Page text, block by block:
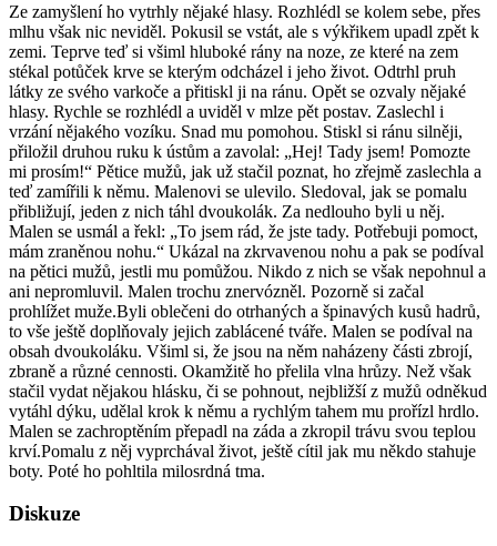
Ze zamyšlení ho vytrhly nějaké hlasy. Rozhlédl se kolem sebe, přes
mlhu však nic neviděl. Pokusil se vstát, ale s výkřikem upadl zpět k
zemi. Teprve teď si všiml hluboké rány na noze, ze které na zem
stékal potůček krve se kterým odcházel i jeho život. Odtrhl pruh
látky ze svého varkoče a přitiskl ji na ránu. Opět se ozvaly nějaké
hlasy. Rychle se rozhlédl a uviděl v mlze pět postav. Zaslechl i
vrzání nějakého vozíku. Snad mu pomohou. Stiskl si ránu silněji,
přiložil druhou ruku k ústům a zavolal: „Hej! Tady jsem! Pomozte
mi prosím!“ Pětice mužů, jak už stačil poznat, ho zřejmě zaslechla a
teď zamířili k němu. Malenovi se ulevilo. Sledoval, jak se pomalu
přibližují, jeden z nich táhl dvoukolák. Za nedlouho byli u něj.
Malen se usmál a řekl: „To jsem rád, že jste tady. Potřebuji pomoct,
mám zraněnou nohu.“ Ukázal na zkrvavenou nohu a pak se podíval
na pětici mužů, jestli mu pomůžou. Nikdo z nich se však nepohnul a
ani nepromluvil. Malen trochu znervózněl. Pozorně si začal
prohlížet muže.Byli oblečeni do otrhaných a špinavých kusů hadrů,
to vše ještě doplňovaly jejich zablácené tváře. Malen se podíval na
obsah dvoukoláku. Všiml si, že jsou na něm naházeny části zbrojí,
zbraně a různé cennosti. Okamžitě ho přelila vlna hrůzy. Než však
stačil vydat nějakou hlásku, či se pohnout, nejbližší z mužů odněkud
vytáhl dýku, udělal krok k němu a rychlým tahem mu prořízl hrdlo.
Malen se zachroptěním přepadl na záda a zkropil trávu svou teplou
krví.Pomalu z něj vyprchával život, ještě cítil jak mu někdo stahuje
boty. Poté ho pohltila milosrdná tma.
Diskuze